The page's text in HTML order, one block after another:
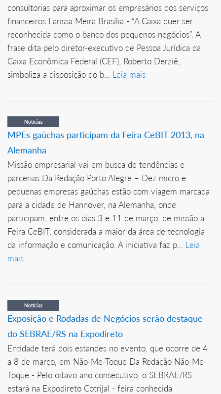
consultorias para aproximar os empresários dos serviços
financeiros Larissa Meira Brasília - “A Caixa quer ser
reconhecida como o banco dos pequenos negócios”. A
frase dita pelo diretor-executivo de Pessoa Jurídica da
Caixa Econômica Federal (CEF), Roberto Derziê,
simboliza a disposição do b... Leia mais
Notícias
MPEs gaúchas participam da Feira CeBIT 2013, na
Alemanha
Missão empresarial vai em busca de tendências e
parcerias Da Redação Porto Alegre – Dez micro e
pequenas empresas gaúchas estão com viagem marcada
para a cidade de Hannover, na Alemanha, onde
participam, entre os dias 3 e 11 de março, de missão a
Feira CeBIT, considerada a maior da área de tecnologia
da informação e comunicação. A iniciativa faz p... Leia
mais
Notícias
Exposição e Rodadas de Negócios serão destaque
do SEBRAE/RS na Expodireto
Entidade terá dois estandes no evento, que ocorre de 4
a 8 de março, em Não-Me-Toque Da Redação Não-Me-
Toque - Pelo oitavo ano consecutivo, o SEBRAE/RS
estará na Expodireto Cotrijal - feira conhecida